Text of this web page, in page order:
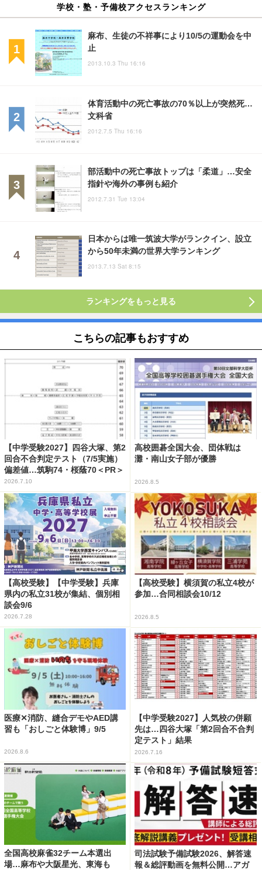
学校・塾・予備校アクセスランキング
麻布、生徒の不祥事により10/5の運動会を中
止
2013.10.3 Thu 16:16
体育活動中の死亡事故の70％以上が突然死…
文科省
2012.7.5 Thu 16:16
部活動中の死亡事故トップは「柔道」…安全
指針や海外の事例も紹介
2012.7.31 Tue 13:04
日本からは唯一筑波大学がランクイン、設立
から50年未満の世界大学ランキング
2013.7.13 Sat 8:15
ランキングをもっと見る
こちらの記事もおすすめ
【中学受験2027】四谷大塚、第2
回合不合判定テスト（7/5実施）
偏差値…筑駒74・桜蔭70＜PR＞
2026.7.10
高校囲碁全国大会、団体戦は
灘・南山女子部が優勝
2026.8.5
【高校受験】【中学受験】兵庫
県内の私立31校が集結、個別相
談会9/6
2026.7.28
【高校受験】横須賀の私立4校が
参加…合同相談会10/12
2026.8.5
医療✕消防、縫合デモやAED講
習も「おしごと体験博」9/5
2026.8.6
【中学受験2027】人気校の併願
先は…四谷大塚「第2回合不合判
定テスト」結果
2026.7.16
全国高校麻雀32チーム本選出
場…麻布や大阪星光、東海も
司法試験予備試験2026、解答速
報＆総評動画を無料公開…アガ